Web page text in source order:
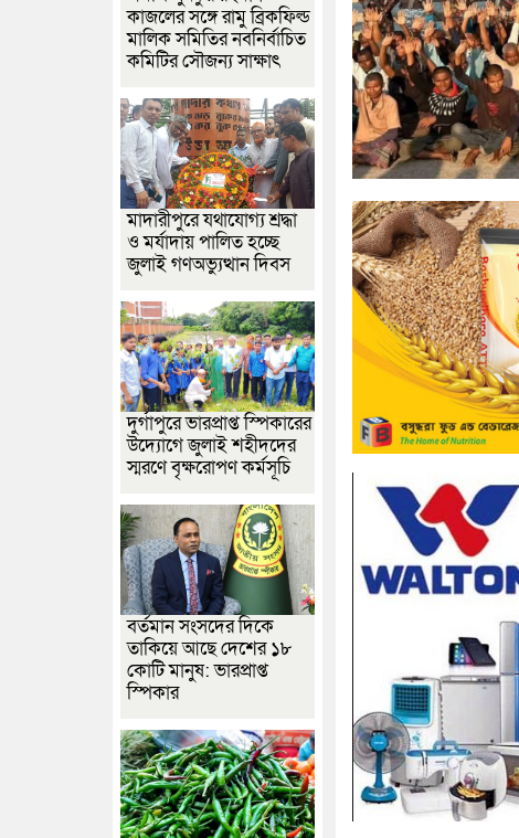
কাজলের সঙ্গে রামু ব্রিকফিল্ড
মালিক সমিতির নবনির্বাচিত
কমিটির সৌজন্য সাক্ষাৎ
মাদারীপুরে যথাযোগ্য শ্রদ্ধা
ও মর্যাদায় পালিত হচ্ছে
জুলাই গণঅভ্যুত্থান দিবস
দুর্গাপুরে ভারপ্রাপ্ত স্পিকারের
উদ্যোগে জুলাই শহীদদের
স্মরণে বৃক্ষরোপণ কর্মসূচি
বর্তমান সংসদের দিকে
তাকিয়ে আছে দেশের ১৮
কোটি মানুষ: ভারপ্রাপ্ত
স্পিকার